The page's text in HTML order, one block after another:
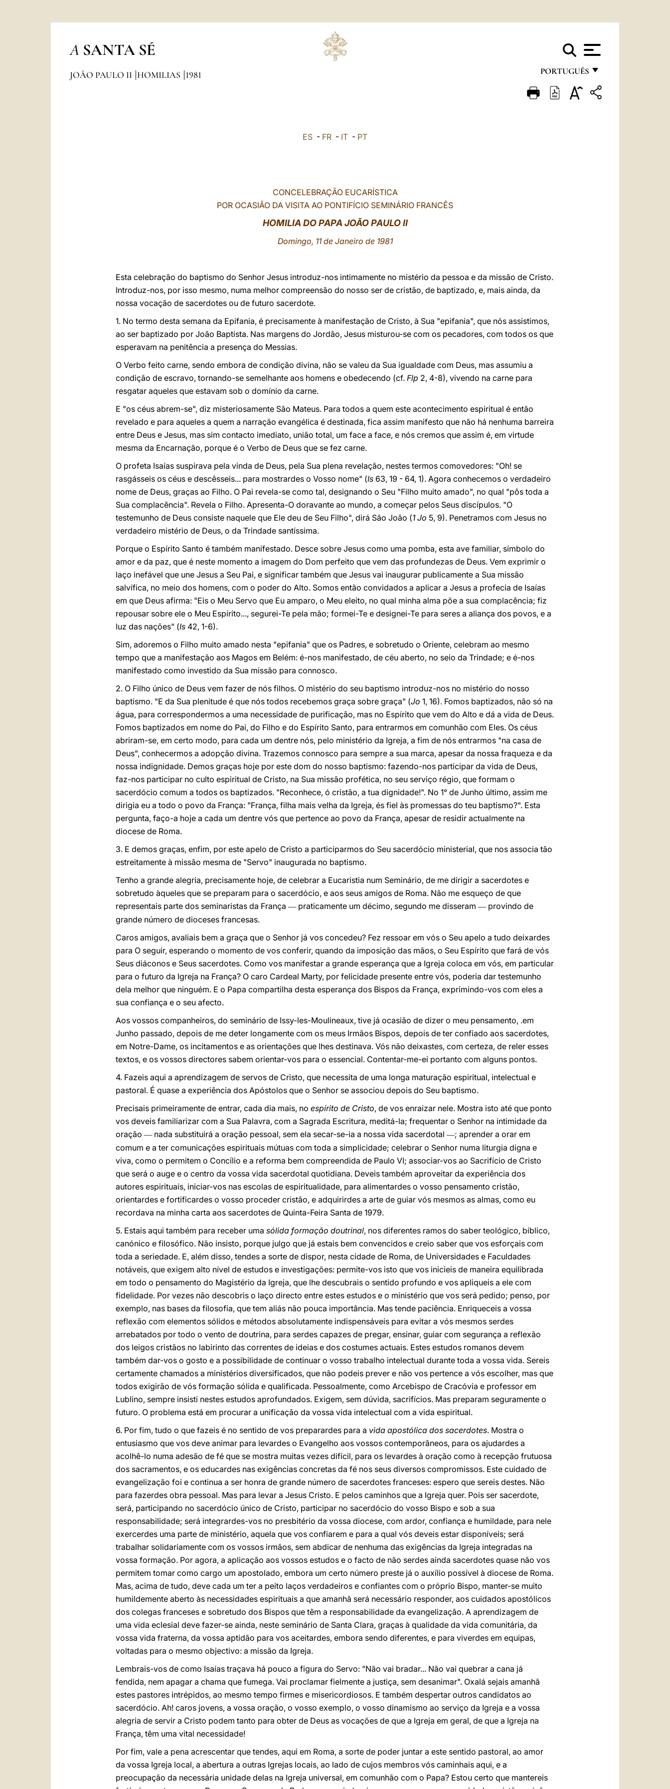
A SANTA SÉ
PORTUGUÊS
FRANÇAIS
JOÃO PAULO II HOMILIAS 1981
ES - FR - IT - PT
CONCELEBRAÇÃO EUCARÍSTICA
POR OCASIÃO DA VISITA AO PONTIFÍCIO SEMINÁRIO FRANCÊS
HOMILIA DO PAPA JOÃO PAULO II
Domingo, 11 de Janeiro de 1981
Esta celebração do baptismo do Senhor Jesus introduz-nos intimamente no mistério da pessoa e da missão de Cristo.
Introduz-nos, por isso mesmo, numa melhor compreensão do nosso ser de cristão, de baptizado, e, mais ainda, da
nossa vocação de sacerdotes ou de futuro sacerdote.
1. No termo desta semana da Epifania, é precisamente à manifestação de Cristo, à Sua "epifania", que nós assistimos,
ao ser baptizado por João Baptista. Nas margens do Jordão, Jesus misturou-se com os pecadores, com todos os que
esperavam na penitência a presença do Messias.
O Verbo feito carne, sendo embora de condição divina, não se valeu da Sua igualdade com Deus, mas assumiu a
condição de escravo, tornando-se semelhante aos homens e obedecendo (cf. Flp 2, 4-8), vivendo na carne para
resgatar aqueles que estavam sob o domínio da carne.
E "os céus abrem-se", diz misteriosamente São Mateus. Para todos a quem este acontecimento espiritual é então
revelado e para aqueles a quem a narração evangélica é destinada, fica assim manifesto que não há nenhuma barreira
entre Deus e Jesus, mas sim contacto imediato, união total, um face a face, e nós cremos que assim é, em virtude
mesma da Encarnação, porque é o Verbo de Deus que se fez carne.
O profeta Isaías suspirava pela vinda de Deus, pela Sua plena revelação, nestes termos comovedores: "Oh! se
rasgásseis os céus e descêsseis... para mostrardes o Vosso nome" (Is 63, 19 - 64, 1). Agora conhecemos o verdadeiro
nome de Deus, graças ao Filho. O Pai revela-se como tal, designando o Seu "Filho muito amado", no qual "pôs toda a
Sua complacência". Revela o Filho. Apresenta-O doravante ao mundo, a começar pelos Seus discípulos. "O
testemunho de Deus consiste naquele que Ele deu de Seu Filho", dirá São João (1 Jo 5, 9). Penetramos com Jesus no
verdadeiro mistério de Deus, o da Trindade santíssima.
Porque o Espírito Santo é também manifestado. Desce sobre Jesus como uma pomba, esta ave familiar, símbolo do
amor e da paz, que é neste momento a imagem do Dom perfeito que vem das profundezas de Deus. Vem exprimir o
laço inefável que une Jesus a Seu Pai, e significar também que Jesus vai inaugurar publicamente a Sua missão
salvífica, no meio dos homens, com o poder do Alto. Somos então convidados a aplicar a Jesus a profecia de Isaías
em que Deus afirma: "Eis o Meu Servo que Eu amparo, o Meu eleito, no qual minha alma põe a sua complacência; fiz
repousar sobre ele o Meu Espírito..., segurei-Te pela mão; formei-Te e designei-Te para seres a aliança dos povos, e a
luz das nações" (Is 42, 1-6).
Sim, adoremos o Filho muito amado nesta "epifania" que os Padres, e sobretudo o Oriente, celebram ao mesmo
tempo que a manifestação aos Magos em Belém: é-nos manifestado, de céu aberto, no seio da Trindade; e é-nos
manifestado como investido da Sua missão para connosco.
2. O Filho único de Deus vem fazer de nós filhos. O mistério do seu baptismo introduz-nos no mistério do nosso
baptismo. "E da Sua plenitude é que nós todos recebemos graça sobre graça" (Jo 1, 16). Fomos baptizados, não só na
água, para correspondermos a uma necessidade de purificação, mas no Espírito que vem do Alto e dá a vida de Deus.
Fomos baptizados em nome do Pai, do Filho e do Espírito Santo, para entrarmos em comunhão com Eles. Os céus
abriram-se, em certo modo, para cada um dentre nós, pelo ministério da Igreja, a fim de nós entrarmos "na casa de
Deus", conhecermos a adopção divina. Trazemos connosco para sempre a sua marca, apesar da nossa fraqueza e da
nossa indignidade. Demos graças hoje por este dom do nosso baptismo: fazendo-nos participar da vida de Deus,
faz-nos participar no culto espiritual de Cristo, na Sua missão profética, no seu serviço régio, que formam o
sacerdócio comum a todos os baptizados. "Reconhece, ó cristão, a tua dignidade!". No 1° de Junho último, assim me
dirigia eu a todo o povo da França: "França, filha mais velha da Igreja, és fiel às promessas do teu baptismo?". Esta
pergunta, faço-a hoje a cada um dentre vós que pertence ao povo da França, apesar de residir actualmente na
diocese de Roma.
3. E demos graças, enfim, por este apelo de Cristo a participarmos do Seu sacerdócio ministerial, que nos associa tão
estreitamente à missão mesma de "Servo" inaugurada no baptismo.
Tenho a grande alegria, precisamente hoje, de celebrar a Eucaristia num Seminário, de me dirigir a sacerdotes e
sobretudo àqueles que se preparam para o sacerdócio, e aos seus amigos de Roma. Não me esqueço de que
representais parte dos seminaristas da França — praticamente um décimo, segundo me disseram — provindo de
grande número de dioceses francesas.
Caros amigos, avaliais bem a graça que o Senhor já vos concedeu? Fez ressoar em vós o Seu apelo a tudo deixardes
para O seguir, esperando o momento de vos conferir, quando da imposição das mãos, o Seu Espírito que fará de vós
Seus diáconos e Seus sacerdotes. Como vos manifestar a grande esperança que a Igreja coloca em vós, em particular
para o futuro da Igreja na França? O caro Cardeal Marty, por felicidade presente entre vós, poderia dar testemunho
dela melhor que ninguém. E o Papa compartilha desta esperança dos Bispos da França, exprimindo-vos com eles a
sua confiança e o seu afecto.
Aos vossos companheiros, do seminário de Issy-les-Moulineaux, tive já ocasião de dizer o meu pensamento, .em
Junho passado, depois de me deter longamente com os meus Irmãos Bispos, depois de ter confiado aos sacerdotes,
em Notre-Dame, os incitamentos e as orientações que lhes destinava. Vós não deixastes, com certeza, de reler esses
textos, e os vossos directores sabem orientar-vos para o essencial. Contentar-me-ei portanto com alguns pontos.
4. Fazeis aqui a aprendizagem de servos de Cristo, que necessita de uma longa maturação espiritual, intelectual e
pastoral. É quase a experiência dos Apóstolos que o Senhor se associou depois do Seu baptismo.
Precisais primeiramente de entrar, cada dia mais, no espírito de Cristo, de vos enraizar nele. Mostra isto até que ponto
vos deveis familiarizar com a Sua Palavra, com a Sagrada Escritura, meditá-la; frequentar o Senhor na intimidade da
oração — nada substituirá a oração pessoal, sem ela secar-se-ia a nossa vida sacerdotal —; aprender a orar em
comum e a ter comunicações espirituais mútuas com toda a simplicidade; celebrar o Senhor numa liturgia digna e
viva, como o permitem o Concílio e a reforma bem compreendida de Paulo VI; associar-vos ao Sacrifício de Cristo
que será o auge e o centro da vossa vida sacerdotal quotidiana. Deveis também aproveitar da experiência dos
autores espirituais, iniciar-vos nas escolas de espiritualidade, para alimentardes o vosso pensamento cristão,
orientardes e fortificardes o vosso proceder cristão, e adquirirdes a arte de guiar vós mesmos as almas, como eu
recordava na minha carta aos sacerdotes de Quinta-Feira Santa de 1979.
5. Estais aqui também para receber uma sólida formação doutrinal, nos diferentes ramos do saber teológico, bíblico,
canónico e filosófico. Não insisto, porque julgo que já estais bem convencidos e creio saber que vos esforçais com
toda a seriedade. E, além disso, tendes a sorte de dispor, nesta cidade de Roma, de Universidades e Faculdades
notáveis, que exigem alto nível de estudos e investigações: permite-vos isto que vos inicieis de maneira equilibrada
em todo o pensamento do Magistério da Igreja, que lhe descubrais o sentido profundo e vos apliqueis a ele com
fidelidade. Por vezes não descobris o laço directo entre estes estudos e o ministério que vos será pedido; penso, por
exemplo, nas bases da filosofia, que tem aliás não pouca importância. Mas tende paciência. Enriqueceis a vossa
reflexão com elementos sólidos e métodos absolutamente indispensáveis para evitar a vós mesmos serdes
arrebatados por todo o vento de doutrina, para serdes capazes de pregar, ensinar, guiar com segurança a reflexão
dos leigos cristãos no labirinto das correntes de ideias e dos costumes actuais. Estes estudos romanos devem
também dar-vos o gosto e a possibilidade de continuar o vosso trabalho intelectual durante toda a vossa vida. Sereis
certamente chamados a ministérios diversificados, que não podeis prever e não vos pertence a vós escolher, mas que
todos exigirão de vós formação sólida e qualificada. Pessoalmente, como Arcebispo de Cracóvia e professor em
Lublino, sempre insisti nestes estudos aprofundados. Exigem, sem dúvida, sacrifícios. Mas preparam seguramente o
futuro. O problema está em procurar a unificação da vossa vida intelectual com a vida espiritual.
6. Por fim, tudo o que fazeis é no sentido de vos preparardes para a vida apostólica dos sacerdotes. Mostra o
entusiasmo que vos deve animar para levardes o Evangelho aos vossos contemporâneos, para os ajudardes a
acolhê-lo numa adesão de fé que se mostra muitas vezes difícil, para os levardes à oração como à recepção frutuosa
dos sacramentos, e os educardes nas exigências concretas da fé nos seus diversos compromissos. Este cuidado de
evangelização foi e continua a ser honra de grande número de sacerdotes franceses: espero que sereis destes. Não
para fazerdes obra pessoal. Mas para levar a Jesus Cristo. E pelos caminhos que a Igreja quer. Pois ser sacerdote,
será, participando no sacerdócio único de Cristo, participar no sacerdócio do vosso Bispo e sob a sua
responsabilidade; será integrardes-vos no presbitério da vossa diocese, com ardor, confiança e humildade, para nele
exercerdes uma parte de ministério, aquela que vos confiarem e para a qual vós deveis estar disponíveis; será
trabalhar solidariamente com os vossos irmãos, sem abdicar de nenhuma das exigências da Igreja integradas na
vossa formação. Por agora, a aplicação aos vossos estudos e o facto de não serdes ainda sacerdotes quase não vos
permitem tomar como cargo um apostolado, embora um certo número preste já o auxílio possível à diocese de Roma.
Mas, acima de tudo, deve cada um ter a peito laços verdadeiros e confiantes com o próprio Bispo, manter-se muito
humildemente aberto às necessidades espirituais a que amanhã será necessário responder, aos cuidados apostólicos
dos colegas franceses e sobretudo dos Bispos que têm a responsabilidade da evangelização. A aprendizagem de
uma vida eclesial deve fazer-se ainda, neste seminário de Santa Clara, graças à qualidade da vida comunitária, da
vossa vida fraterna, da vossa aptidão para vos aceitardes, embora sendo diferentes, e para viverdes em equipas,
voltadas para o mesmo objectivo: a missão da Igreja.
Lembrais-vos de como Isaías traçava há pouco a figura do Servo: "Não vai bradar... Não vai quebrar a cana já
fendida, nem apagar a chama que fumega. Vai proclamar fielmente a justiça, sem desanimar". Oxalá sejais amanhã
estes pastores intrépidos, ao mesmo tempo firmes e misericordiosos. E também despertar outros candidatos ao
sacerdócio. Ah! caros jovens, a vossa oração, o vosso exemplo, o vosso dinamismo ao serviço da Igreja e a vossa
alegria de servir a Cristo podem tanto para obter de Deus as vocações de que a Igreja em geral, de que a Igreja na
França, têm uma vital necessidade!
Por fim, vale a pena acrescentar que tendes, aqui em Roma, a sorte de poder juntar a este sentido pastoral, ao amor
da vossa Igreja local, a abertura a outras Igrejas locais, ao lado de cujos membros vós caminhais aqui, e a
preocupação da necessária unidade delas na Igreja universal, em comunhão com o Papa? Estou certo que mantereis